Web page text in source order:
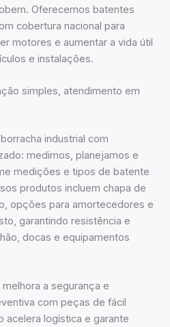
Oferecemos batentes
cobertura nacional para
motores e aumentar a vida útil
e instalações.
simples, atendimento em
industrial com
medimos, planejamos e
medições e tipos de batente
produtos incluem chapa de
opções para amortecedores e
garantindo resistência e
docas e equipamentos
a segurança e
com peças de fácil
acelera logística e garante